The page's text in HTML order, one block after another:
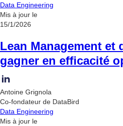
Data Engineering
Mis à jour le
15/1/2026
Lean Management et
gagner en efficacité
Antoine Grignola
Co-fondateur de DataBird
Data Engineering
Mis à jour le